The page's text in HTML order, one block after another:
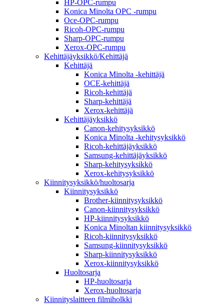
HP-OPC-rumpu
Konica Minolta OPC -rumpu
Oce-OPC-rumpu
Ricoh-OPC-rumpu
Sharp-OPC-rumpu
Xerox-OPC-rumpu
Kehittäjäyksikkö/Kehittäjä
Kehittäjä
Konica Minolta -kehittäjä
OCE-kehittäjä
Ricoh-kehittäjä
Sharp-kehittäjä
Xerox-kehittäjä
Kehittäjäyksikkö
Canon-kehitysyksikkö
Konica Minolta -kehitysyksikkö
Ricoh-kehittäjäyksikkö
Samsung-kehittäjäyksikkö
Sharp-kehitysyksikkö
Xerox-kehitysyksikkö
Kiinnitysyksikkö/huoltosarja
Kiinnitysyksikkö
Brother-kiinnitysyksikkö
Canon-kiinnitysyksikkö
HP-kiinnitysyksikkö
Konica Minoltan kiinnitysyksikkö
Ricoh-kiinnitysyksikkö
Samsung-kiinnitysyksikkö
Sharp-kiinnitysyksikkö
Xerox-kiinnitysyksikkö
Huoltosarja
HP-huoltosarja
Xerox-huoltosarja
Kiinnityslaitteen filmiholkki